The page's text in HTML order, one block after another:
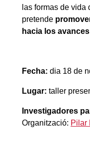
las formas de
pretende
hacia los
Fecha: dia 18 de
Lugar: taller
Investigadores
Organització: Pilar